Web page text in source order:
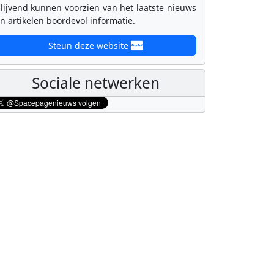
kunnen voorzien van het laatste nieuws
artikelen boordevol informatie.
Steun deze website
Sociale netwerken